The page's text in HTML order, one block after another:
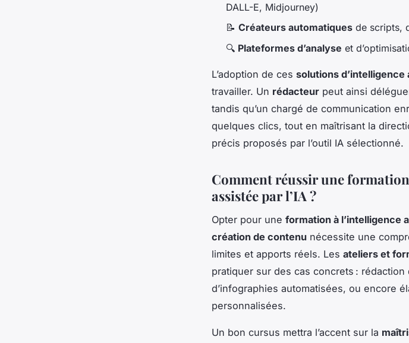
DALL-E, Midjourney)
📝 Créateurs automatiques de scripts,
🔍 Plateformes d’analyse et
L’adoption de ces solutions d’intelligence
travailler. Un rédacteur peut ainsi
tandis qu’un chargé de communication
quelques clics, tout en maîtrisant la
précis proposés par l’outil IA sélectionné.
Comment réussir une
assistée par l’IA ?
Opter pour une formation à l’intelligence
création de contenu nécessite une
limites et apports réels. Les ateliers et
pratiquer sur des cas concrets :
d’infographies automatisées, ou encore
personnalisées.
Un bon cursus mettra l’accent sur la